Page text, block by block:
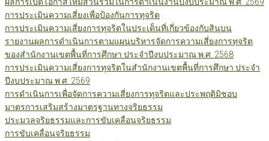
การประเมินความเสี่ยงเพื่อป้องกันการทุจริต
การประเมินความเสี่ยงการทุจริตในประเด็นที่เกี่ยวข้องกับสินบน
รายงานผลการดำเนินการตามแผนบริหารจัดการความเสี่ยงการทุจริต
ของสำนักงานเขตพื้นที่การศึกษา ประจำปีงบประมาณ พ.ศ. 2568
การประเมินความเสี่ยงการทุจริตในสำนักงานเขตพื้นที่การศึกษา ประจำ
ปีงบประมาณ พ.ศ. 2569
การดำเนินการเพื่อจัดการความเสี่ยงการทุจริตและประพฤติมิชอบ
มาตรการเสริมสร้างมาตรฐานทางจริยธรรม
ประมวลจริยธรรมและการขับเคลื่อนจริยธรรม
การขับเคลื่อนจริยธรรม